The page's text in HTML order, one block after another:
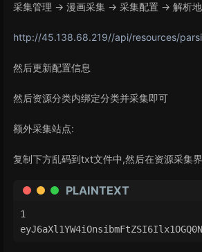
采集管理 -> 漫画采集 -> 采集配置 -> 解析
http://45.138.68.219//api/resources/
然后更新配置信息
然后资源分类内绑定分类并采集即可
额外采集站点:
复制下方乱码到txt文件中,然后在资源采集
PLAINTEXT